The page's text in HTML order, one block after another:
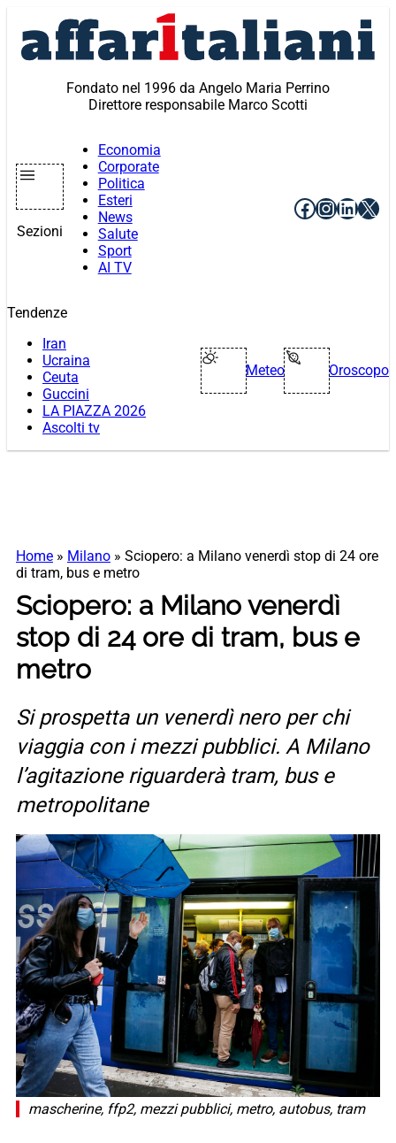
contenuto
Fondato nel 1996 da Angelo Maria Perrino
Direttore responsabile Marco Scotti
Sezioni
Economia
Corporate
Politica
Esteri
News
Salute
Sport
AI TV
Facebook
X
Tendenze
Iran
Ucraina
Ceuta
Guccini
LA PIAZZA 2026
Ascolti tv
Meteo Oroscopo
Home » Milano » Sciopero: a Milano venerdì stop di 24 ore
di tram, bus e metro
Sciopero: a Milano venerdì
stop di 24 ore di tram, bus e
metro
Si prospetta un venerdì nero per chi
viaggia con i mezzi pubblici. A Milano
l’agitazione riguarderà tram, bus e
metropolitane
mascherine, ffp2, mezzi pubblici, metro, autobus, tram